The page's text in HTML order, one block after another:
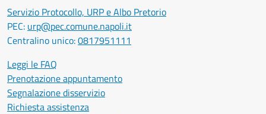
Servizio Protocollo, URP e Albo Pretorio
PEC: urp@pec.comune.napoli.it
Centralino unico:0817951111
Leggi le FAQ
Prenotazione appuntamento
Segnalazione disservizio
Richiesta assistenza